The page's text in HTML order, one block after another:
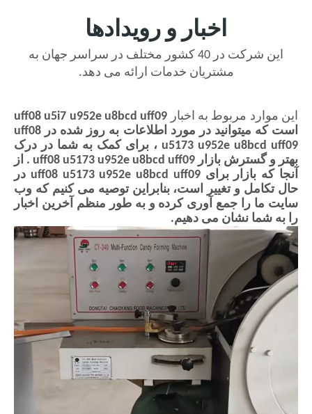
اخبار و رویدادها
این شرکت در 40 کشور مختلف در سراسر جهان به
مشتریان خدمات ارائه می دهد.
این موارد مربوط به اخبار uff08 u5i7 u952e u8bcd uff09
است که میتوانید در مورد اطلاعات به روز شده در uff08
u5173 u952e u8bcd uff09 ، برای کمک به شما در درک
بهتر و گسترش بازار uff08 u5173 u952e u8bcd uff09 . از
آنجا که بازار برایuff08 u5173 u952e u8bcd uff09 در
حال تکامل و تغییر است، بنابراین توصیه می کنیم که وب
سایت ما را جمع آوری کرده و به طور منظم آخرین اخبار
را به شما نشان می دهیم.